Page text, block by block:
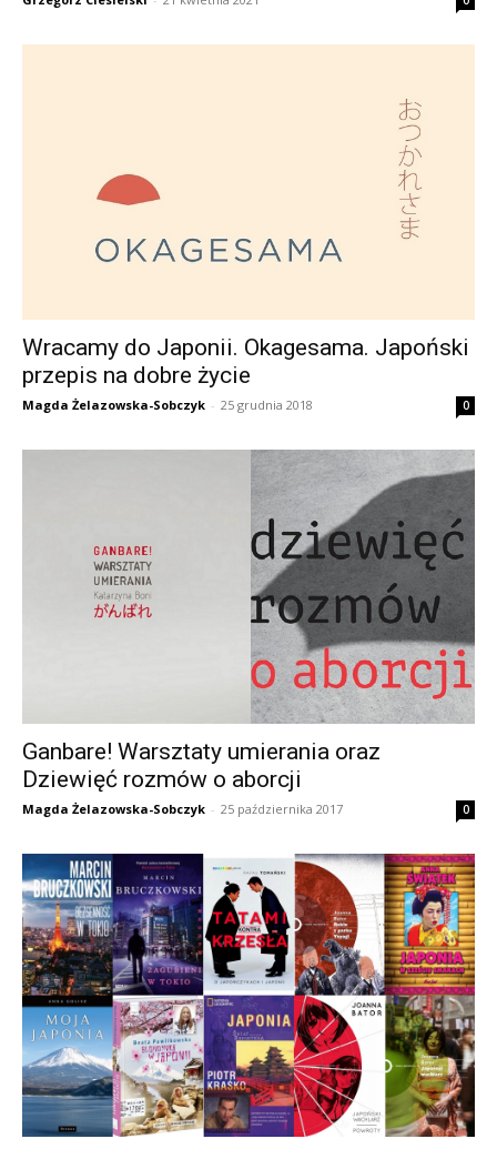
Wracamy do Japonii. Okagesama. Japoński
przepis na dobre życie
Magda Żelazowska-Sobczyk - 25 grudnia 2018 0
Ganbare! Warsztaty umierania oraz
Dziewięć rozmów o aborcji
Magda Żelazowska-Sobczyk - 25 października 2017 0